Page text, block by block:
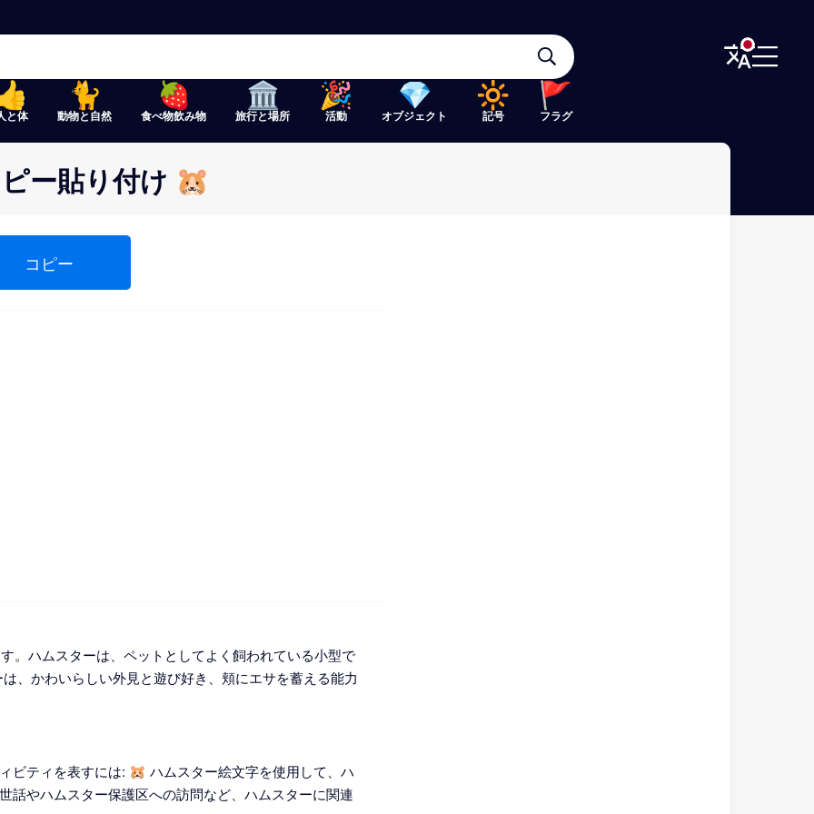
と体 動物と自然 食べ物飲み物 旅行と場所 活動 オブジェクト 記号 フラグ
ー貼り付け 🐹
コピー
。ハムスターは、ペットとしてよく飼われている小型で
、かわいらしい外見と遊び好き、頬にエサを蓄える能力
ビティを表すには: 🐹 ハムスター絵文字を使用して、ハ
話やハムスター保護区への訪問など、ハムスターに関連